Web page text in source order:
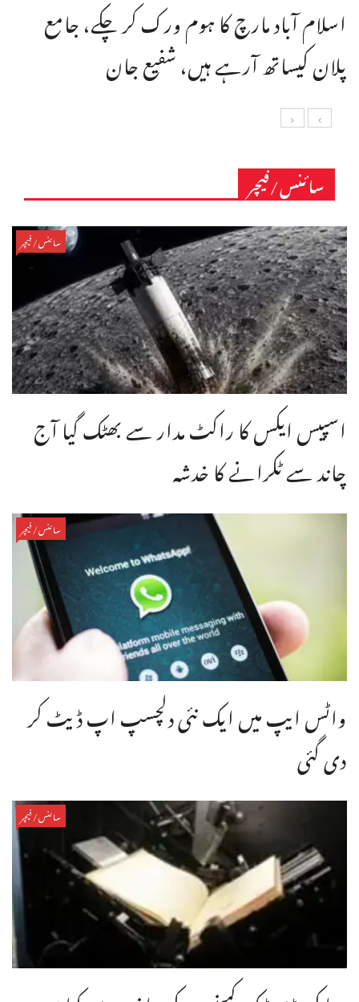
اسلام آباد مارچ کا ہوم ورک کر چکے، جامع
پلان کیساتھ آرہے ہیں، شفیع جان
سائنس/فیچر
سائنس/فیچر
اسپیس ایکس کا راکٹ مدار سے بھٹک گیا آج
چاند سے ٹکرانے کا خدشہ
سائنس/فیچر
واٹس ایپ میں ایک نئی دلچسپ اپ ڈیٹ کر
دی گئی
سائنس/فیچر